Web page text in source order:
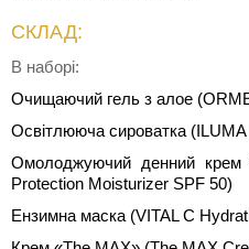
СКЛАД:
В наборі:
Очищаючий гель з алое
Освітлююча сироватка
Омолоджуючий денний крем
Protection Moisturizer SPF 50)
Ензимна маска (VITAL C